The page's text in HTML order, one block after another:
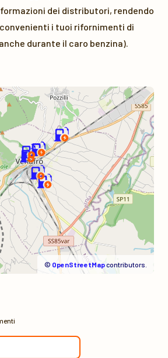
dei distributori, rendendo
i tuoi rifornimenti di
durante il caro benzina).
© OpenStreetMapcontributors.